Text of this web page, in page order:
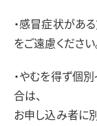
・感冒症状があ
をご遠慮ください
・やむを得ず個
合は、
お申し込み者に